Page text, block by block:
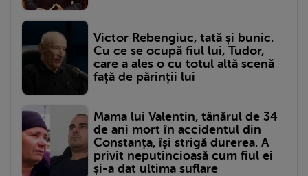
Victor Rebengiuc, tată și bunic.
Cu ce se ocupă fiul lui, Tudor,
care a ales o cu totul altă scenă
față de părinții lui
Mama lui Valentin, tânărul de 34
de ani mort în accidentul din
Constanța, își strigă durerea. A
privit neputincioasă cum fiul ei
și-a dat ultima suflare